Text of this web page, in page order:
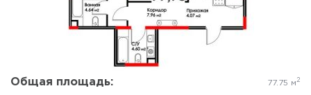
Общая площадь: 77.75 м 2
Да, удалить Отмена